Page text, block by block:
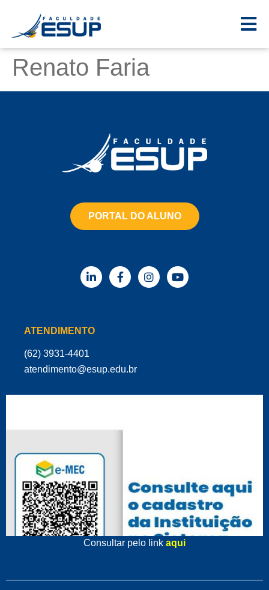
Renato Faria
PORTAL DO ALUNO
ATENDIMENTO
(62) 3931-4401
‌atendimento@esup.edu.br
Consultar pelo link aqui